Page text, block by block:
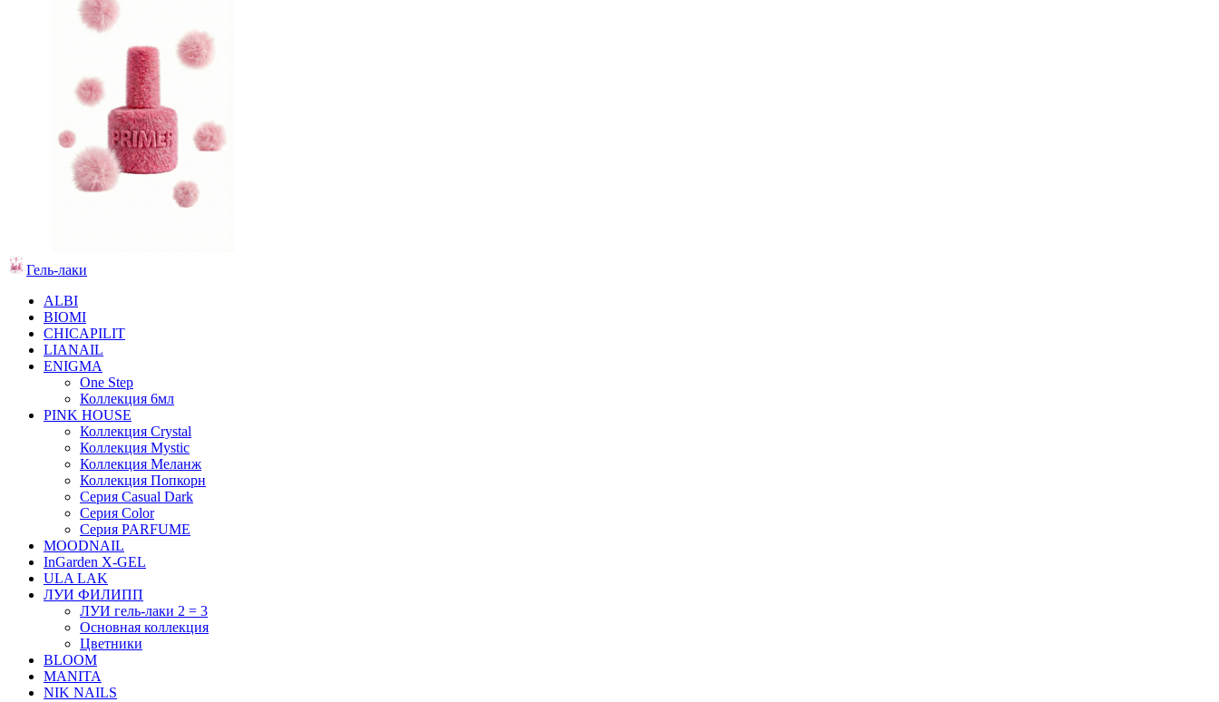
Гель-лаки
ALBI
BIOMI
CHICAPILIT
LIANAIL
ENIGMA
One Step
Коллекция 6мл
PINK HOUSE
Коллекция Crystal
Коллекция Mystic
Коллекция Меланж
Коллекция Попкорн
Серия Casual Dark
Серия Color
Серия PARFUME
MOODNAIL
InGarden X-GEL
ULA LAK
ЛУИ ФИЛИПП
ЛУИ гель-лаки 2 = 3
Основная коллекция
Цветники
BLOOM
MANITA
NIK NAILS